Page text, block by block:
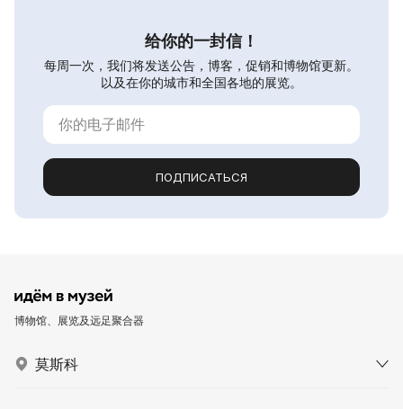
给你的一封信！
每周一次，我们将发送公告，博客，促销和博物馆更新。
以及在你的城市和全国各地的展览。
ПОДПИСАТЬСЯ
博物馆、展览及远足聚合器
莫斯科